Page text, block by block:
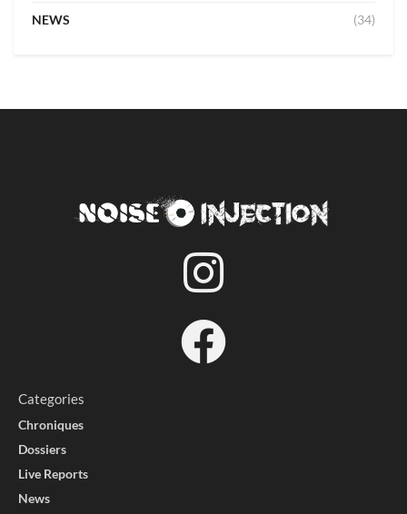
NEWS (34)
Categories
Chroniques
Dossiers
Live Reports
News